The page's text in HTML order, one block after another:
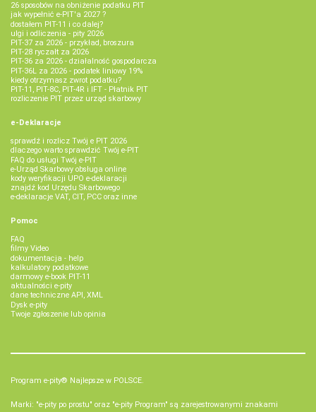
26 sposobów na obniżenie podatku PIT
jak wypełnić e-PIT'a 2027 ?
dostałem PIT-11 i co dalej?
ulgi i odliczenia - pity 2026
PIT-37 za 2026 - przykład, broszura
PIT-28 ryczałt za 2026
PIT-36 za 2026 - działalność gospodarcza
PIT-36L za 2026 - podatek liniowy 19%
kiedy otrzymasz zwrot podatku?
PIT-11, PIT-8C, PIT-4R i IFT - Płatnik PIT
rozliczenie PIT przez urząd skarbowy
e-Deklaracje
sprawdź i rozlicz Twój e PIT 2026
dlaczego warto sprawdzić Twój e-PIT
FAQ do usługi Twój e-PIT
e-Urząd Skarbowy obsługa online
kody weryfikacji UPO e-deklaracji
znajdź kod Urzędu Skarbowego
e-deklaracje VAT, CIT, PCC oraz inne
Pomoc
FAQ
filmy Video
dokumentacja - help
kalkulatory podatkowe
darmowy e-book PIT-11
aktualności e-pity
dane techniczne API, XML
Dysk e-pity
Twoje zgłoszenie lub opinia
Program e-pity® Najlepsze w POLSCE.
Marki: "e-pity po prostu" oraz "e-pity Program" są zarejestrowanymi znakami